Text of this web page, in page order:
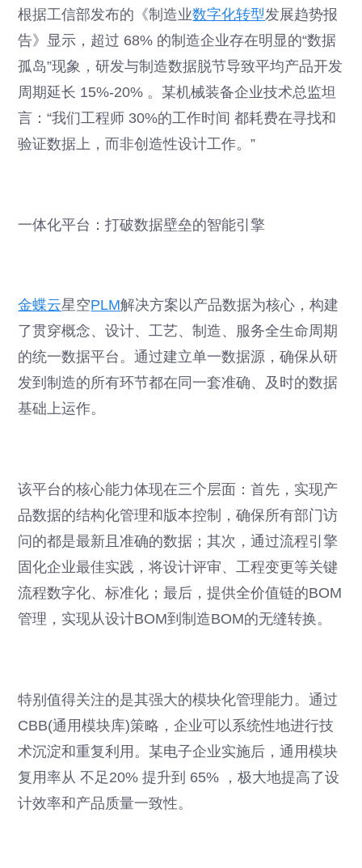
根据工信部发布的《制造业数字化转型发展趋势报
告》显示，超过 68% 的制造企业存在明显的“数据
孤岛”现象，研发与制造数据脱节导致平均产品开发
周期延长 15%-20% 。某机械装备企业技术总监坦
言：“我们工程师 30%的工作时间 都耗费在寻找和
验证数据上，而非创造性设计工作。”
一体化平台：打破数据壁垒的智能引擎
金蝶云星空PLM解决方案以产品数据为核心，构建
了贯穿概念、设计、工艺、制造、服务全生命周期
的统一数据平台。通过建立单一数据源，确保从研
发到制造的所有环节都在同一套准确、及时的数据
基础上运作。
该平台的核心能力体现在三个层面：首先，实现产
品数据的结构化管理和版本控制，确保所有部门访
问的都是最新且准确的数据；其次，通过流程引擎
固化企业最佳实践，将设计评审、工程变更等关键
流程数字化、标准化；最后，提供全价值链的BOM
管理，实现从设计BOM到制造BOM的无缝转换。
特别值得关注的是其强大的模块化管理能力。通过
CBB(通用模块库)策略，企业可以系统性地进行技
术沉淀和重复利用。某电子企业实施后，通用模块
复用率从 不足20% 提升到 65% ，极大地提高了设
计效率和产品质量一致性。